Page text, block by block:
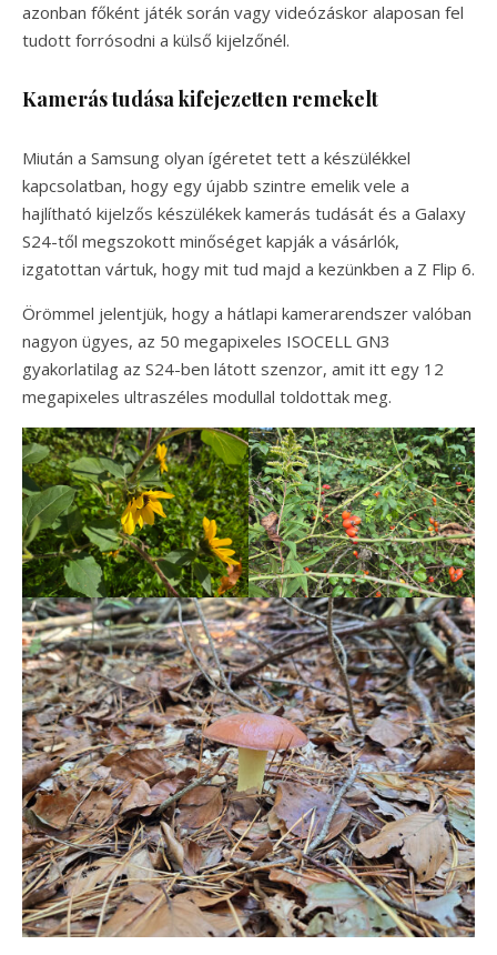
azonban főként játék során vagy videózáskor alaposan fel
tudott forrósodni a külső kijelzőnél.
Kamerás tudása kifejezetten remekelt
Miután a Samsung olyan ígéretet tett a készülékkel
kapcsolatban, hogy egy újabb szintre emelik vele a
hajlítható kijelzős készülékek kamerás tudását és a Galaxy
S24-től megszokott minőséget kapják a vásárlók,
izgatottan vártuk, hogy mit tud majd a kezünkben a Z Flip 6.
Örömmel jelentjük, hogy a hátlapi kamerarendszer valóban
nagyon ügyes, az 50 megapixeles ISOCELL GN3
gyakorlatilag az S24-ben látott szenzor, amit itt egy 12
megapixeles ultraszéles modullal toldottak meg.